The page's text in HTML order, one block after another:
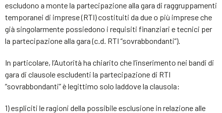
escludono a monte la partecipazione alla gara di raggruppamenti
temporanei di imprese (RTI) costituiti da due o più imprese che
già singolarmente possiedono i requisiti finanziari e tecnici per
la partecipazione alla gara (c.d. RTI “sovrabbondanti”).
In particolare, l’Autorità ha chiarito che l’inserimento nei bandi di
gara di clausole escludenti la partecipazione di RTI
“sovrabbondanti” è legittimo solo laddove la clausola:
1) espliciti le ragioni della possibile esclusione in relazione alle